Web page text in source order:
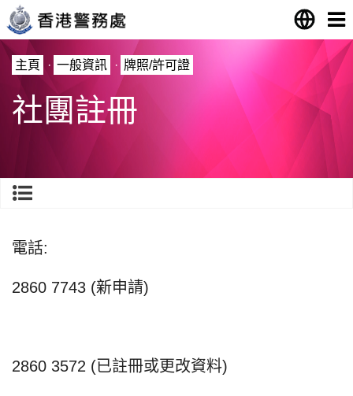
主頁 · 一般資訊 · 牌照/許可證
社團註冊
電話:
2860 7743 (新申請)
2860 3572 (已註冊或更改資料)